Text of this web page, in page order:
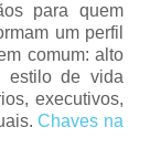
para quem
um perfil
comum: alto
estilo de vida
executivos,
Chaves na